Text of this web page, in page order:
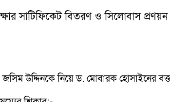
সাটিফিকেট বিতরণ ও সিলোবাস
উদ্দিনকে নিয়ে ড. মোবারক হোসাইনের